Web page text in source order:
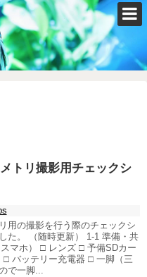
トリ撮影用チェックシ
用の撮影を行う際のチェックシ
た。 （随時更新） 1-1 準備・共
マホ） □ レンズ □ 予備SDカー
□ バッテリー充電器 □ 一脚（三
で一脚...